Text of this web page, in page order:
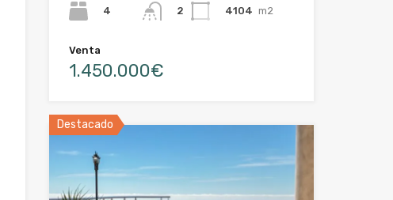
4
2
4104 m2
Venta
1.450.000€
Destacado